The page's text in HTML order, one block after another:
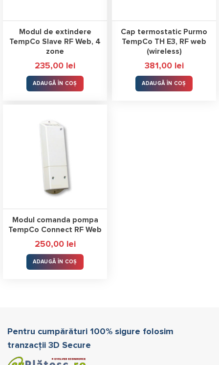
Modul de extindere
TempCo Slave RF Web, 4
zone
235,00 lei
ADAUGĂ ÎN COȘ
Cap termostatic Purmo
TempCo TH E3, RF web
(wireless)
381,00 lei
ADAUGĂ ÎN COȘ
Modul comanda pompa
TempCo Connect RF Web
250,00 lei
ADAUGĂ ÎN COȘ
Pentru cumpărături 100% sigure folosim
tranzacții 3D Secure